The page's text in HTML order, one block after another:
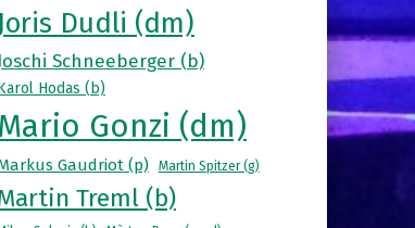
Joris Dudli (dm)
Schneeberger (b)
Hodas (b)
Mario Gonzi (dm)
Gaudriot (p) Martin Spitzer (g)
Treml (b)